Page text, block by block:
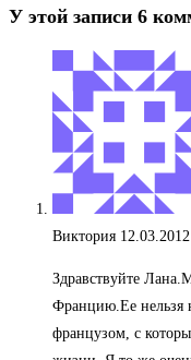
У этой записи 6
Виктория 12.03.2012
Здравствуйте
Францию.Ее нельзя
французом, с